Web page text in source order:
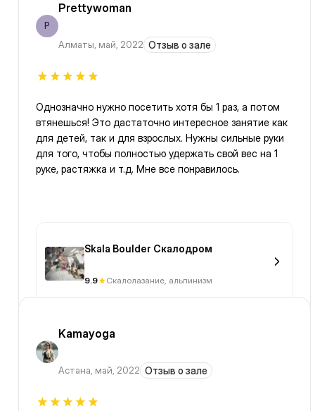
P
Prettywoman
Алматы, май, 2022 Отзыв о зале
Однозначно нужно посетить хотя бы 1 раз, а потом
втянешься! Это дастаточно интересное занятие как
для детей, так и для взрослых. Нужны сильные руки
для того, чтобы полностью удержать свой вес на 1
руке, растяжка и т.д. Мне все понравилось.
Skala Boulder Скалодром
9.9 Скалолазание, альпинизм
Kamayoga
Астана, май, 2022 Отзыв о зале